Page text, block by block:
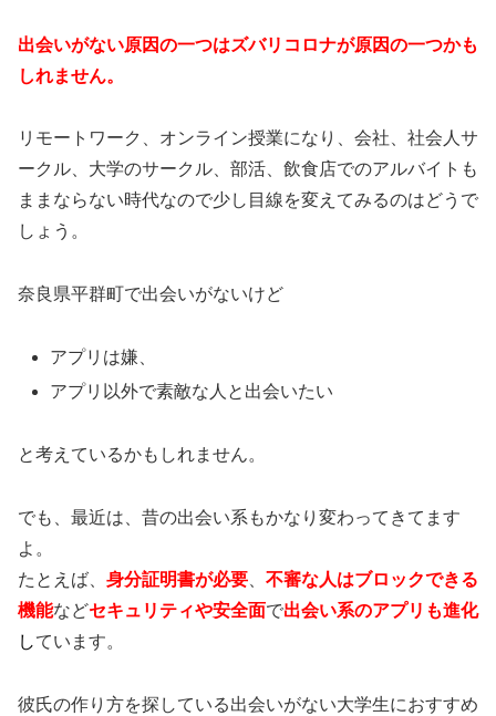
出会いがない原因の一つはズバリコロナが原因の一つかも
しれません。
リモートワーク、オンライン授業になり、会社、社会人サ
ークル、大学のサークル、部活、飲食店でのアルバイトも
ままならない時代なので少し目線を変えてみるのはどうで
しょう。
奈良県平群町で出会いがないけど
アプリは嫌、
アプリ以外で素敵な人と出会いたい
と考えているかもしれません。
でも、最近は、昔の出会い系もかなり変わってきてます
よ。
たとえば、 身分証明書が必要
不審な人はブロックできる
機能などセキュリティや安全面で出会い系のアプリも進化
しています。
彼氏の作り方を探している出会いがない大学生におすすめ